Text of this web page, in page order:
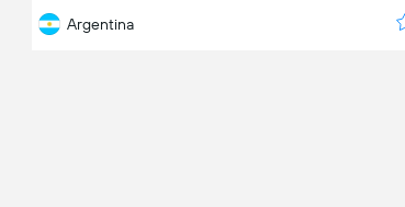
Argentina